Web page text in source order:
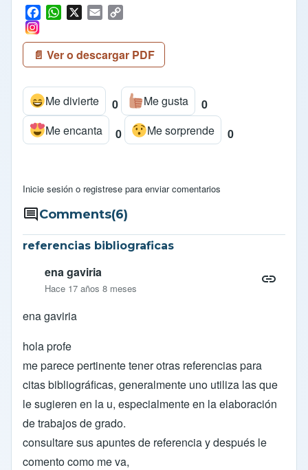
F
c
e
b
o
o
k
W
a
t
s
A
p
p
X
E
a
i
l
p
y
L
i
k
📄 Ver o descargar PDF
Me divierte 0 Me gusta
0
Me encanta
0 Me sorprende 0
Inicie sesión o registrese para enviar comentarios
Comments(6)
referencias bibliograficas
ena gaviria
Hace 17 años 8 meses
ena gaviria
hola profe
me parece pertinente tener otras referencias para
citas bibliográficas, generalmente uno utiliza las que
le sugieren en la u, especialmente en la elaboración
de trabajos de grado.
consultare sus apuntes de referencia y después le
comento como me va,